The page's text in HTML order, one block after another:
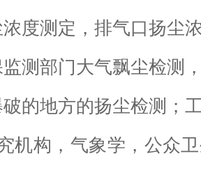
度测定，排气口扬尘
测部门大气飘尘检测
的地方的扬尘检测；
机构，气象学，公众